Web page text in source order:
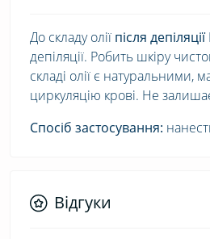
До складу олії після депіляції
депіляції. Робить шкіру
складі олії є натуральними,
циркуляцію крові. Не
Спосіб застосування:
Відгуки